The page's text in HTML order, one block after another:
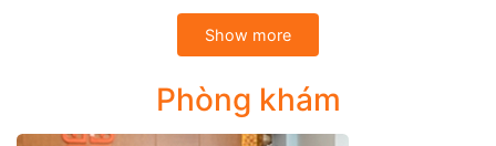
muốn tham khảo thêm ý kiến về chẩn đoán, kế hoạch
điều trị hoặc tiên lượng bệnh với đội ngũ chuyên gia
tâm Điều trị Ung thư Singapore thông qua hệ thống tư
Show more
Phòng khám